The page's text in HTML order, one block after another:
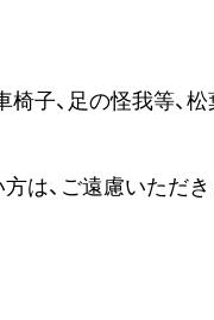
椅子、足の怪我等、
は、ご遠慮いただ